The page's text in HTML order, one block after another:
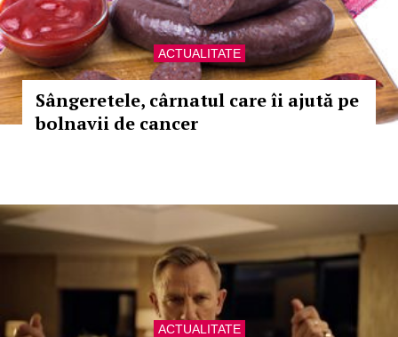
ACTUALITATE
Sângeretele, cârnatul care îi ajută pe
bolnavii de cancer
ACTUALITATE